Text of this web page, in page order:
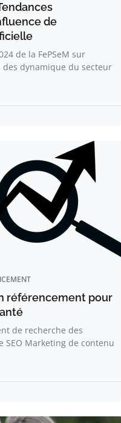
de
de la FePSeM sur
des dynamique du secteur
référencement pour
de recherche des
Marketing de contenu